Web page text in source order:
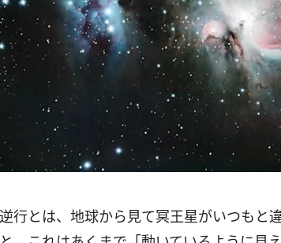
行とは、地球から見て冥王星がいつもと